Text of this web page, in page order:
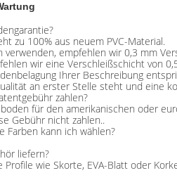
zu 100% aus neuem PVC-Material.
verwenden, empfehlen wir 0,3 mm
wir eine Verschleißschicht von
Ihrer Beschreibung
an erster Stelle steht und eine
zahlen?
für den amerikanischen oder
Gebühr nicht zahlen..
Farben kann ich wählen?
liefern?
Profile wie Skorte, EVA-Blatt oder